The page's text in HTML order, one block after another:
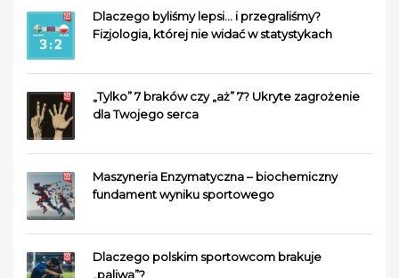
Dlaczego byliśmy lepsi… i przegraliśmy?
Fizjologia, której nie widać w statystykach
„Tylko” 7 braków czy „aż” 7? Ukryte zagrożenie
dla Twojego serca
Maszyneria Enzymatyczna – biochemiczny
fundament wyniku sportowego
Dlaczego polskim sportowcom brakuje
„paliwa”?